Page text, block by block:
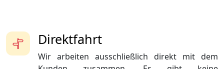
Direktfahrt
Wir arbeiten ausschließlich direkt mit dem